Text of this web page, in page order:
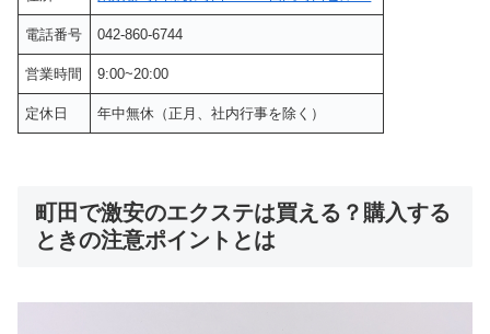
電話番号 042-860-6744
営業時間 9:00~20:00
定休日 年中無休（正月、社内行事を除く）
町田で激安のエクステは買える？購入する
ときの注意ポイントとは